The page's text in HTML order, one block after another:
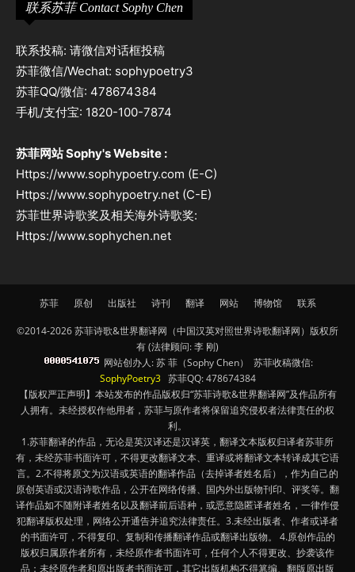
联系苏菲 Contact Sophy Chen
联系投稿: 请微信对话框投稿
苏菲微信/Wechat: sophypoetry3
苏菲QQ/微信: 478674384
手机/支付宝: 1820-100-7874
苏菲网站 Sophy's Website :
Https://www.sophypoetry.com (E-C)
Https://www.sophypoetry.net (C-E)
苏菲世界诗歌奖及相关海外诗歌奖:
Https://www.sophychen.net
苏菲 原创 出版社 诗刊 翻译 网站 博物馆 联系
©2014-2026 苏菲诗歌&世界翻译网（中国汉英对照世界诗歌翻译网）版权所
有 (法律顾问: 李 刚)
网站创办人: 苏 菲（Sophy Chen） 苏菲收稿微信:
SophyPoetry3苏菲QQ: 478674384
【版权严正声明】本站发布的作品版权归“苏菲诗歌&世界翻译网”及作品所有
人拥有。未经授权作他用者，苏菲与原作者将保留追究侵权者法律责任的权
利。
1.苏菲翻译的作品，无论是英汉译还是汉译英，翻译文本版权归译者苏菲所
有，未经苏菲书面许可，不得更改翻译文本、重译或将翻译文本转译成其它语
言。2.不得将原文为汉语或英语的翻译作品（去掉译者姓名后），作为自己的
原创英语或汉语诗歌作品，公开在网络传播、国内外出版物刊印、评奖等。翻
译作品如不随附译者姓名以及翻译前后语种，或恶意隐匿译者姓名，一律作侵
犯翻译版权处理，网络公开通告并追究法律责任。3.未经出版者、作者或译者
的书面许可，不得复印、复制和传播翻译作品或翻译出版物。 4.原创作品的
版权归属原作者所有，未经原作者书面许可，任何个人不得更改、抄袭该作
品；未经原作者和原出版者书面许可，其它出版机构不得篡编、翻版原出版